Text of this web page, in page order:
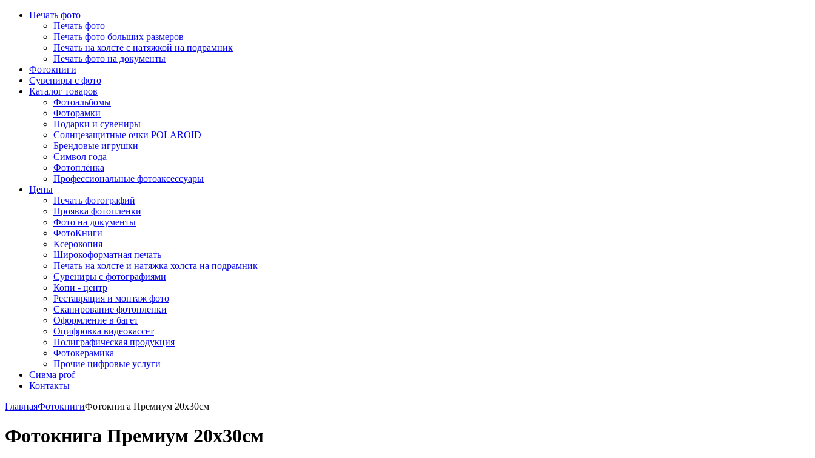
Печать фото
Печать фото
Печать фото больших размеров
Печать на холсте с натяжкой на подрамник
Печать фото на документы
Фотокниги
Сувениры с фото
Каталог товаров
Фотоальбомы
Фоторамки
Подарки и сувениры
Солнцезащитные очки POLAROID
Брендовые игрушки
Символ года
Фотоплёнка
Профессиональные фотоаксессуары
Цены
Печать фотографий
Проявка фотопленки
Фото на документы
ФотоКниги
Ксерокопия
Широкоформатная печать
Печать на холсте и натяжка холста на подрамник
Сувениры с фотографиями
Копи - центр
Реставрация и монтаж фото
Сканирование фотопленки
Оформление в багет
Оцифровка видеокассет
Полиграфическая продукция
Фотокерамика
Прочие цифровые услуги
Сивма prof
Контакты
ГлавнаяФотокнигиФотокнига Премиум 20х30см
Фотокнига Премиум 20х30см